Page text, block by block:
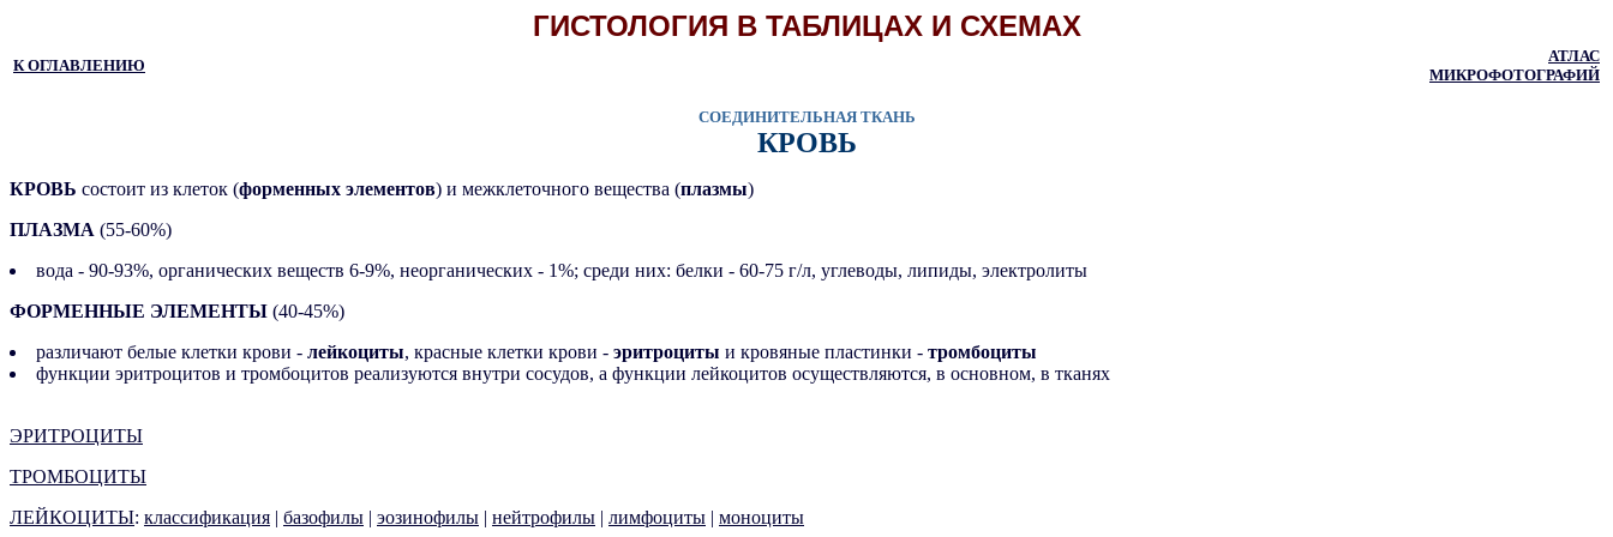
ГИСТОЛОГИЯ В ТАБЛИЦАХ И СХЕМАХ
К ОГЛАВЛЕНИЮ
АТЛАС
МИКРОФОТОГРАФИЙ
СОЕДИНИТЕЛЬНАЯ ТКАНЬ
КРОВЬ
КРОВЬ состоит из клеток (форменных элементов) и межклеточного вещества (плазмы)
ПЛАЗМА (55-60%)
вода - 90-93%, органических веществ 6-9%, неорганических - 1%; среди них: белки - 60-75 г/л, углеводы, липиды, электролиты
ФОРМЕННЫЕ ЭЛЕМЕНТЫ (40-45%)
различают белые клетки крови - лейкоциты, красные клетки крови - эритроциты и кровяные пластинки - тромбоциты
функции эритроцитов и тромбоцитов реализуются внутри сосудов, а функции лейкоцитов осуществляются, в основном, в тканях
ЭРИТРОЦИТЫ
ТРОМБОЦИТЫ
ЛЕЙКОЦИТЫ: классификация | базофилы | эозинофилы | нейтрофилы | лимфоциты | моноциты